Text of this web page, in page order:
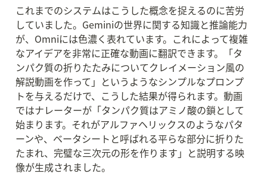
これまでのシステムはこうした概念を捉えるのに苦労
していました。Geminiの世界に関する知識と推論能力
が、Omniには色濃く表れています。これによって複雑
なアイデアを非常に正確な動画に翻訳できます。「タ
ンパク質の折りたたみについてクレイメーション風の
解説動画を作って」というようなシンプルなプロンプ
トを与えるだけで、こうした結果が得られます。動画
ではナレーターが「タンパク質はアミノ酸の鎖として
始まります。それがアルファヘリックスのようなパタ
ーンや、ベータシートと呼ばれる平らな部分に折りた
たまれ、完璧な三次元の形を作ります」と説明する映
像が生成されました。